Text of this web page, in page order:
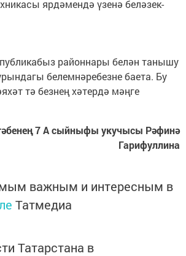
ярдәмендә үзенә беләзек-
районнары белән танышу
белемнәребезне баета. Бу
тә безнең хәтердә мәңге
7 А сыйныфы укучысы Рәфинә
Гарифуллина
важным и интересным в
Татмедиа
Татарстана в